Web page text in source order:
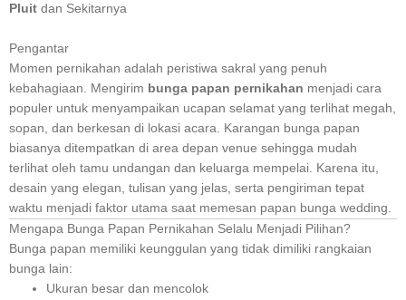
Pluit dan Sekitarnya
Pengantar
Momen pernikahan adalah peristiwa sakral yang penuh
kebahagiaan. Mengirim bunga papan pernikahan menjadi cara
populer untuk menyampaikan ucapan selamat yang terlihat megah,
sopan, dan berkesan di lokasi acara. Karangan bunga papan
biasanya ditempatkan di area depan venue sehingga mudah
terlihat oleh tamu undangan dan keluarga mempelai. Karena itu,
desain yang elegan, tulisan yang jelas, serta pengiriman tepat
waktu menjadi faktor utama saat memesan papan bunga wedding.
Mengapa Bunga Papan Pernikahan Selalu Menjadi Pilihan?
Bunga papan memiliki keunggulan yang tidak dimiliki rangkaian
bunga lain:
Ukuran besar dan mencolok